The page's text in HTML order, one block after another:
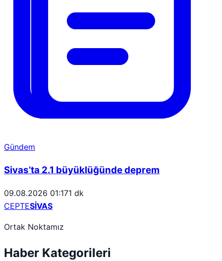
Gündem
Sivas’ta 2.1 büyüklüğünde deprem
09.08.2026 01:171 dk
CEPTESİVAS
Ortak Noktamız
Haber Kategorileri